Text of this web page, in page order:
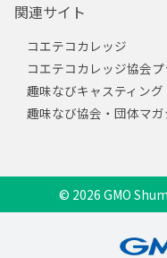
関連サイト
コエテコカレッジ
コエテコカレッジ協会
趣味なびキャスティング
趣味なび協会・団体マガ
© 2026 GMO